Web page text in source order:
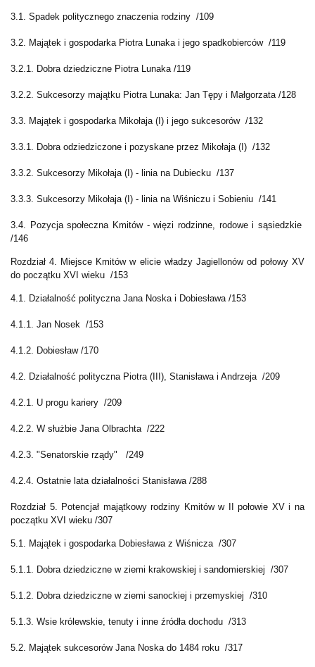
3.1. Spadek politycznego znaczenia rodziny /109
3.2. Majątek i gospodarka Piotra Lunaka i jego spadkobierców /119
3.2.1. Dobra dziedziczne Piotra Lunaka /119
3.2.2. Sukcesorzy majątku Piotra Lunaka: Jan Tępy i Małgorzata /128
3.3. Majątek i gospodarka Mikołaja (I) i jego sukcesorów /132
3.3.1. Dobra odziedziczone i pozyskane przez Mikołaja (I) /132
3.3.2. Sukcesorzy Mikołaja (I) - linia na Dubiecku /137
3.3.3. Sukcesorzy Mikołaja (I) - linia na Wiśniczu i Sobieniu /141
3.4. Pozycja społeczna Kmitów - więzi rodzinne, rodowe i sąsiedzkie
/146
Rozdział 4. Miejsce Kmitów w elicie władzy Jagiellonów od połowy XV
do początku XVI wieku /153
4.1. Działalność polityczna Jana Noska i Dobiesława /153
4.1.1. Jan Nosek /153
4.1.2. Dobiesław /170
4.2. Działalność polityczna Piotra (III), Stanisława i Andrzeja /209
4.2.1. U progu kariery /209
4.2.2. W służbie Jana Olbrachta /222
4.2.3. "Senatorskie rządy" /249
4.2.4. Ostatnie lata działalności Stanisława /288
Rozdział 5. Potencjał majątkowy rodziny Kmitów w II połowie XV i na
początku XVI wieku /307
5.1. Majątek i gospodarka Dobiesława z Wiśnicza /307
5.1.1. Dobra dziedziczne w ziemi krakowskiej i sandomierskiej /307
5.1.2. Dobra dziedziczne w ziemi sanockiej i przemyskiej /310
5.1.3. Wsie królewskie, tenuty i inne źródła dochodu /313
5.2. Majątek sukcesorów Jana Noska do 1484 roku /317